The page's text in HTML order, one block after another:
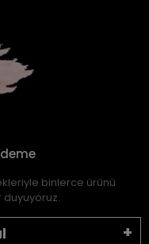
binlerce ürünü